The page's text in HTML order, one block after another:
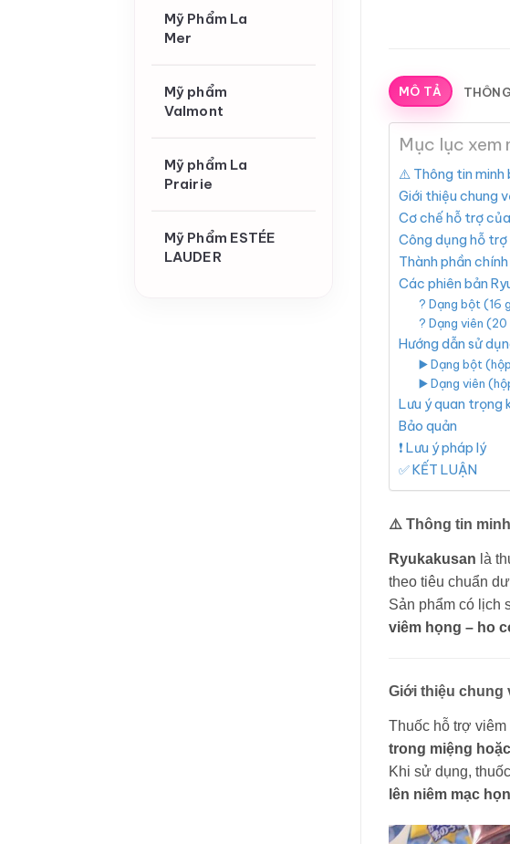
Mỹ Phẩm La
Mer
Mỹ phẩm
Valmont
Mỹ phẩm La
Prairie
Mỹ Phẩm ESTÉE
LAUDER
MÔ TẢ
Mục lục xem
⚠️ Thông tin minh
Giới thiệu chung
Cơ chế hỗ trợ
Công dụng hỗ
Thành phần chính
Các phiên bản
? Dạng bột (16
? Dạng viên (20
Hướng dẫn sử
▶️ Dạng bột
▶️ Dạng viên
Lưu ý quan trọng
Bảo quản
❗ Lưu ý pháp lý
✅ KẾT LUẬN
⚠️ Thông tin
Ryukakusan là
theo tiêu chuẩn
Sản phẩm có lịch
viêm họng – ho
Giới thiệu chung
Thuốc hỗ trợ viêm
trong miệng
Khi sử dụng,
lên niêm mạc